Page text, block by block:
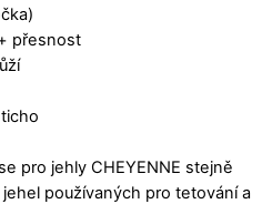
přesnost
pro jehly CHEYENNE stejně
používaných pro tetování a